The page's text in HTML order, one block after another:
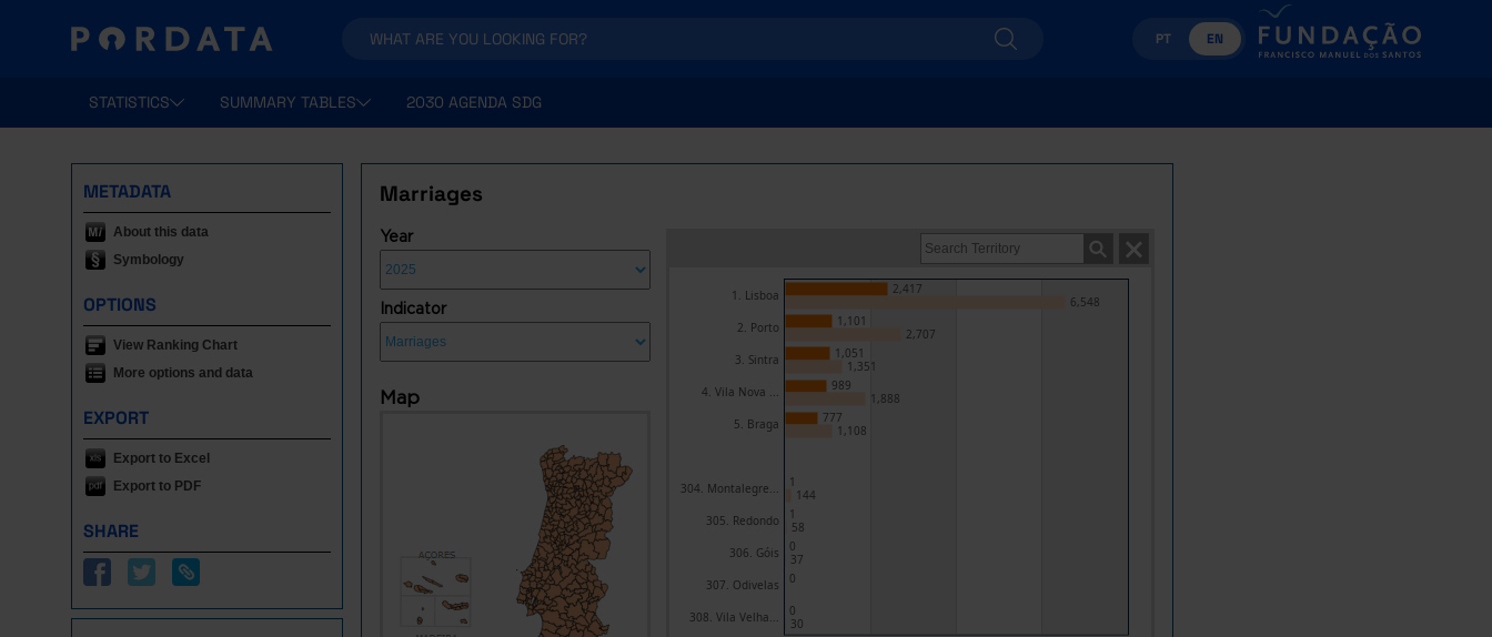
PT EN
STATISTICS SUMMARY TABLES 2030 AGENDA SDG
METADATA
About this data
Symbology
OPTIONS
View Ranking Chart
More options and data
EXPORT
Export to Excel
Export to PDF
SHARE
Marriages
Year
Indicator
Map
1. Lisboa
2. Porto
3. Sintra
4. Vila Nova ...
5. Braga
304. Montalegre...
305. Redondo
306. Góis
307. Odivelas
308. Vila Velha...
2,417
1,101
1,051
989
777
1
1
0
0
0
6,548
2,707
1,351
1,888
1,108
144
58
37
30